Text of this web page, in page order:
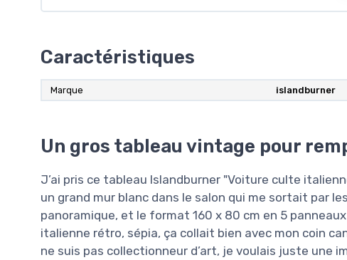
Caractéristiques
Marque islandburner
Un gros tableau vintage pour
J’ai pris ce tableau Islandburner "Voiture culte
un grand mur blanc dans le salon qui me sortait par
panoramique, et le format 160 x 80 cm en 5
italienne rétro, sépia, ça collait bien avec mon coin
ne suis pas collectionneur d’art, je voulais juste une